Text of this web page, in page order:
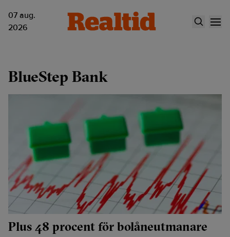
07 aug.
2026
BlueStep Bank
Plus 48 procent för bolåneutmanare